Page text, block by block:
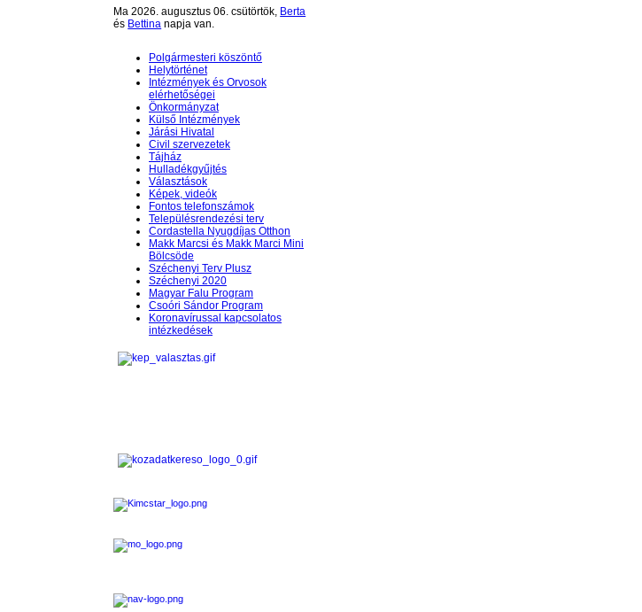
Ma 2026. augusztus 06. csütörtök, Berta
és Bettina napja van.
Polgármesteri köszöntő
Helytörténet
Intézmények és Orvosok
elérhetőségei
Önkormányzat
Külső Intézmények
Járási Hivatal
Civil szervezetek
Tájház
Hulladékgyűjtés
Választások
Képek, videók
Fontos telefonszámok
Településrendezési terv
Cordastella Nyugdíjas Otthon
Makk Marcsi és Makk Marci Mini
Bölcsöde
Széchenyi Terv Plusz
Széchenyi 2020
Magyar Falu Program
Csoóri Sándor Program
Koronavírussal kapcsolatos
intézkedések